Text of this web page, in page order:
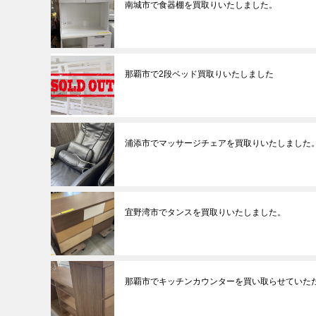
南城市で食器棚を買取りいたしました。
那覇市で2段ベッド買取りいたしました
浦添市でマッサージチェアを買取りいたしました。
宜野湾市でタンスを買取りいたしました。
那覇市でキッチンカウンターを買い取らせていた